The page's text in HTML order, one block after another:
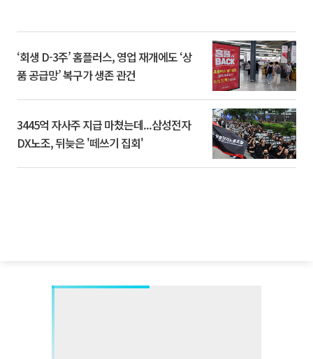
‘회생 D-3주’ 홈플러스, 영업 재개에도 ‘상
품 공급망’ 복구가 생존 관건
3445억 자사주 지급 마쳤는데...삼성전자
DX노조, 뒤늦은 '떼쓰기 집회'